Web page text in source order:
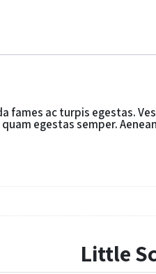
fames ac turpis egestas.
egestas semper.
Little